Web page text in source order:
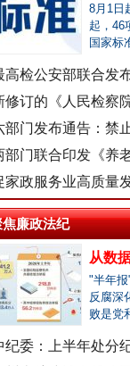
8月1日
起，46
国家标
高检公安部联合发
岁未..
修订的《人民检察
部门发布通告：禁
部门联合印发《养
》
家政服务业高质量
焦廉政法纪
从数
"半年
反腐深
败是党
纪委：上半年处分
网.中
网.中
永葆“两